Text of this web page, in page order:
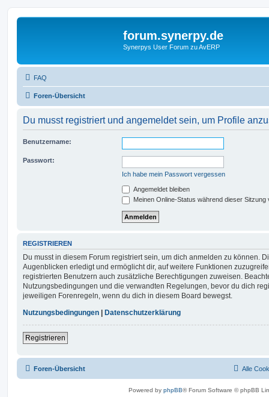
forum.synerpy.de
Synerpys User Forum zu AvERP
FAQ
Foren-Übersicht
Du musst registriert und angemeldet sein, um Profile
Benutzername:
Passwort:
Ich habe mein Passwort vergessen
Angemeldet bleiben
Meinen Online-Status während dieser Sitzung
REGISTRIEREN
Du musst in diesem Forum registriert sein, um dich anmelden zu können.
Augenblicken erledigt und ermöglicht dir, auf weitere Funktionen
registrierten Benutzern auch zusätzliche Berechtigungen zuweisen.
Nutzungsbedingungen und die verwandten Regelungen, bevor du dich
jeweiligen Forenregeln, wenn du dich in diesem Board bewegst.
Nutzungsbedingungen
Datenschutzerklärung
Registrieren
Foren-Übersicht Alle
Powered by phpBB® Forum Software © phpBB